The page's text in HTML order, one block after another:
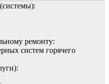
ремонту:
систем горячего